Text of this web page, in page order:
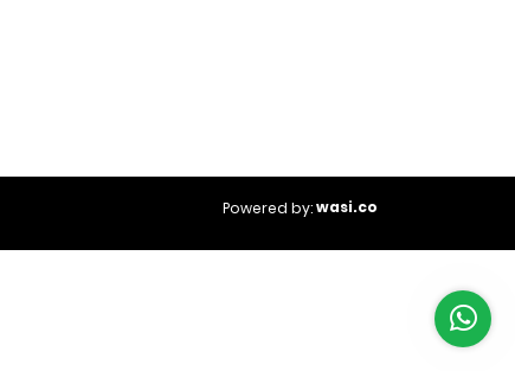
Powered by:wasi.co